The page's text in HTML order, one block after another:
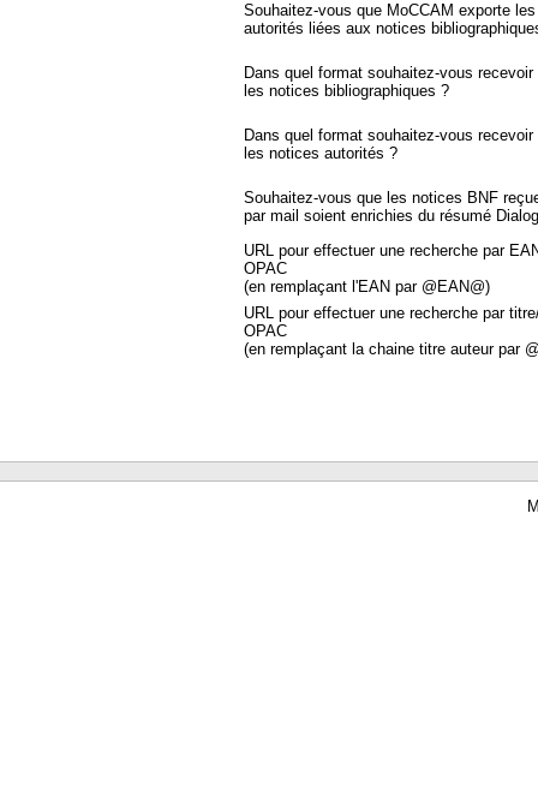
Souhaitez-vous que MoCCAM exporte
autorités liées aux notices
Dans quel format souhaitez-vous recevoir
les notices bibliographiques ?
Dans quel format souhaitez-vous recevoir
les notices autorités ?
Souhaitez-vous que les notices BNF
par mail soient enrichies du résumé
URL pour effectuer une recherche par
OPAC
(en remplaçant l'EAN par @EAN@)
URL pour effectuer une recherche par
OPAC
(en remplaçant la chaine titre auteur par